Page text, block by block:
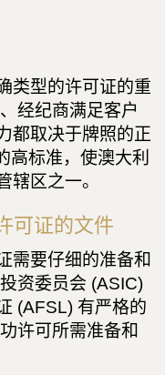
类型的许可证的重
经纪商满足客户
都取决于牌照的正
高标准，使澳大利
辖区之一。
可证的文件
需要仔细的准备和
资委员会 (ASIC)
(AFSL) 有严格的
许可所需准备和